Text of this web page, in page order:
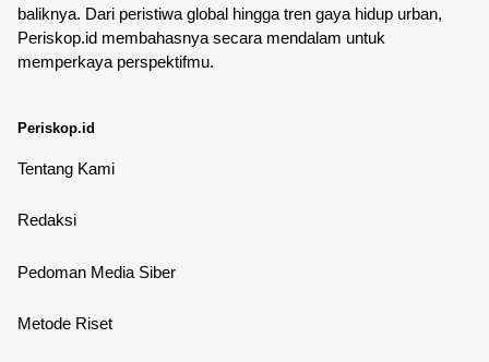
baliknya. Dari peristiwa global hingga tren gaya hidup urban,
Periskop.id membahasnya secara mendalam untuk
memperkaya perspektifmu.
Periskop.id
Tentang Kami
Redaksi
Pedoman Media Siber
Metode Riset